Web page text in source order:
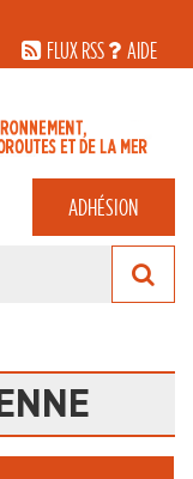
FLUX RSS
AIDE
ADHÉSION